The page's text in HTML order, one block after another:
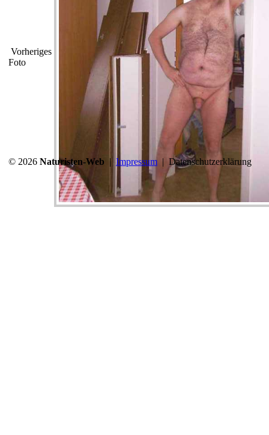
Vorheriges
Foto
© 2026 Naturisten-Web | Impressum | Datenschutzerklärung